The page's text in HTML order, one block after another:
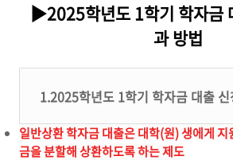
▶2025학년도 1학기 학자금
과 방법
1.2025학년도 1학기 학자금 대출
일반상환 학자금 대출은 대학(원) 생에게
금을 분할해 상환하도록 하는 제도